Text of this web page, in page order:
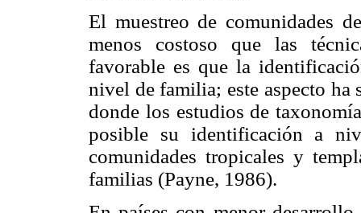
El muestreo de comunidades
menos costoso que las
favorable es que la
nivel de familia; este aspecto ha
donde los estudios de
posible su identificación a
comunidades tropicales y
familias (Payne, 1986).